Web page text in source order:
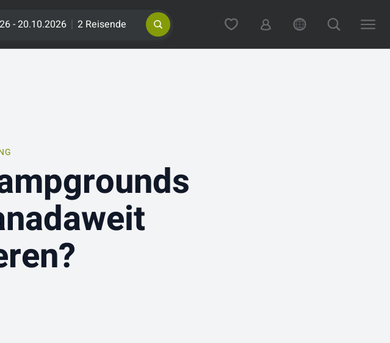
- 20.10.2026 2 Reisende